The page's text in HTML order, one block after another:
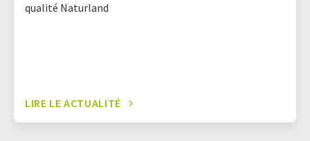
qualité Naturland
LIRE LE ACTUALITÉ